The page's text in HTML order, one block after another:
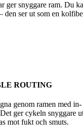
ger snyggare ram. Du
den ser ut som en
ROUTING
genom ramen med
ger cykeln snyggare
mot fukt och smuts.